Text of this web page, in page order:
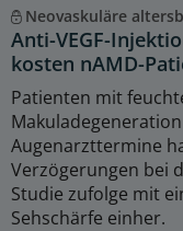
Neovaskuläre
Anti-VEGF-
kosten nAMD-
Patienten mit
Augenarzttermine
Verzögerungen bei
Studie zufolge mit
Sehschärfe einher.